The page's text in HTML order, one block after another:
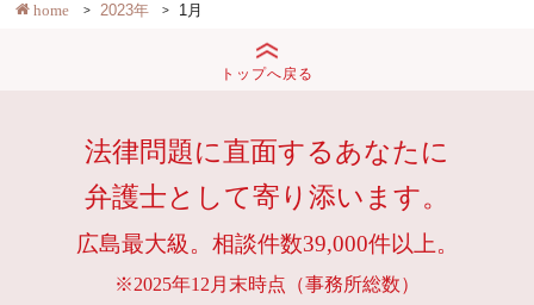
home 2023年 1月
トップへ戻る
法律問題に直面するあなたに
弁護士として寄り添います。
広島最大級。相談件数39,000件以上。
※2025年12月末時点（事務所総数）